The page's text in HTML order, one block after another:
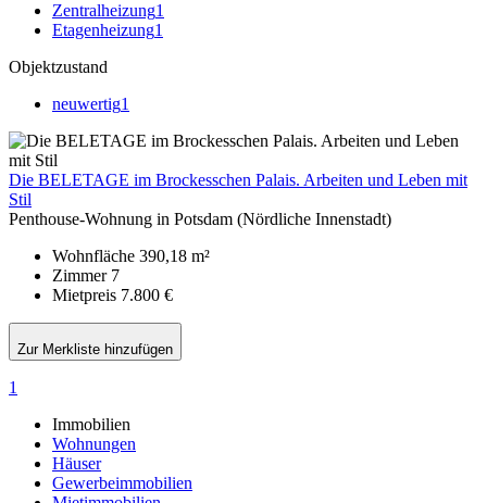
Zentralheizung1
Etagenheizung1
Objektzustand
neuwertig1
Die BELETAGE im Brockesschen Palais. Arbeiten und Leben mit
Stil
Penthouse-Wohnung in Potsdam (Nördliche Innenstadt)
Wohnfläche 390,18 m²
Zimmer 7
Mietpreis 7.800 €
Zur Merkliste hinzufügen
1
Immobilien
Wohnungen
Häuser
Gewerbeimmobilien